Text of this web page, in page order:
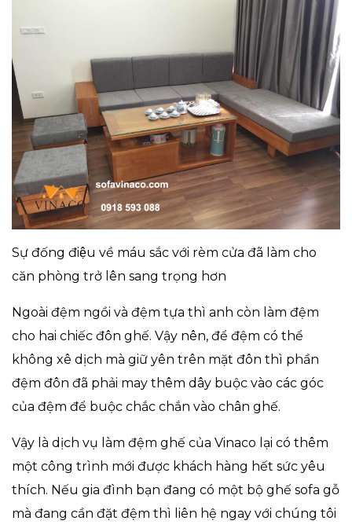
Sự đống điệu về máu sắc với rèm cửa đã làm cho
căn phòng trở lên sang trọng hơn
Ngoài đệm ngồi và đệm tựa thì anh còn làm đệm
cho hai chiếc đôn ghế. Vậy nên, để đệm có thể
không xê dịch mà giữ yên trên mặt đôn thì phần
đệm đôn đã phải may thêm dây buộc vào các góc
của đệm để buộc chắc chắn vào chân ghế.
Vậy là dịch vụ làm đệm ghế của Vinaco lại có thêm
một công trình mới được khách hàng hết sức yêu
thích. Nếu gia đình bạn đang có một bộ ghế sofa gỗ
mà đang cần đặt đệm thì liên hệ ngay với chúng tôi